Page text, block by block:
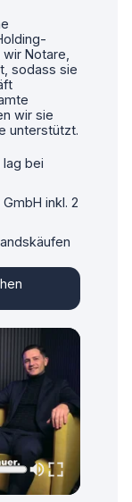
Notare,
sodass sie
wir sie
unterstützt.
bei
inkl. 2